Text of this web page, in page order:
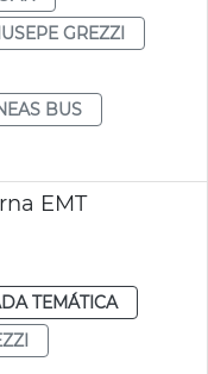
GREZZI
BUS
EMT
TEMÁTICA